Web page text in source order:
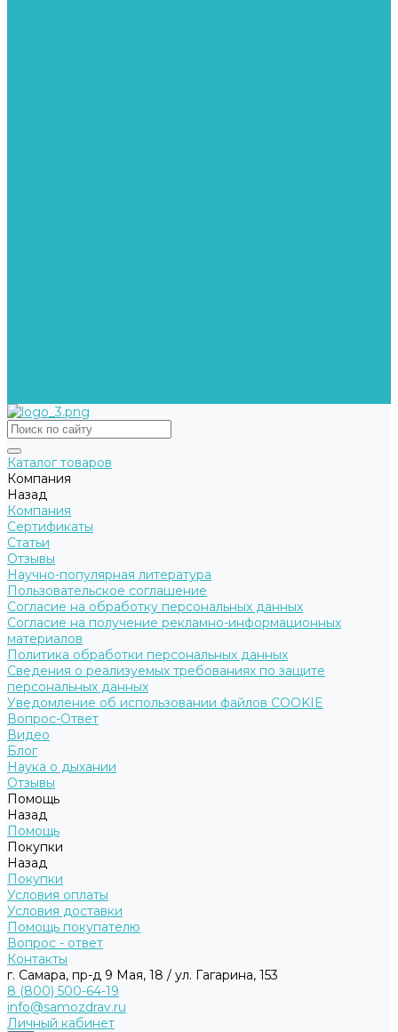
Каталог товаров
Компания
Назад
Компания
Сертификаты
Статьи
Отзывы
Научно-популярная литература
Пользовательское соглашение
Согласие на обработку персональных данных
Согласие на получение рекламно-информационных
материалов
Политика обработки персональных данных
Сведения о реализуемых требованиях по защите
персональных данных
Уведомление об использовании файлов COOKIE
Вопрос-Ответ
Видео
Блог
Наука о дыхании
Отзывы
Помощь
Назад
Помощь
Покупки
Назад
Покупки
Условия оплаты
Условия доставки
Помощь покупателю
Вопрос - ответ
Контакты
г. Самара, пр-д 9 Мая, 18 / ул. Гагарина, 153
8 (800) 500-64-19
info@samozdrav.ru
Личный кабинет